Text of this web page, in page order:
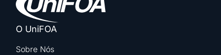
O UniFOA
Sobre Nós